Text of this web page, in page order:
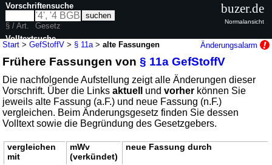
Start >GefStoffV > § 11a >alte Fassungen Änderungsalarm
Frühere Fassungen von§ 11a GefStoffV
Die nachfolgende Aufstellung zeigt alle Änderungen dieser
Vorschrift. Über die Linksaktuell undvorher können Sie
jeweils alte Fassung (a.F.) und neue Fassung (n.F.)
vergleichen. Beim Änderungsgesetz finden Sie dessen
Volltext sowie die Begründung des Gesetzgebers.
vergleichen
mit
mWv
(verkündet)
neue Fassung durch
Vorschriftensuche
§ / Art.
Gesetz
Volltextsuche
nur in GefStoffV
buzer.de
Normalansicht